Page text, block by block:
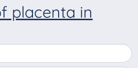
placenta in